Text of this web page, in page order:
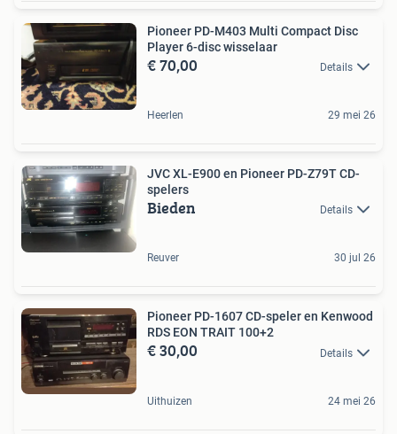
Pioneer PD-M403 Multi Compact Disc
Player 6-disc wisselaar
€ 70,00 Details
Heerlen 29 mei 26
JVC XL-E900 en Pioneer PD-Z79T CD-
spelers
Bieden Details
Reuver 30 jul 26
Pioneer PD-1607 CD-speler en Kenwood
RDS EON TRAIT 100+2
€ 30,00 Details
Uithuizen 24 mei 26